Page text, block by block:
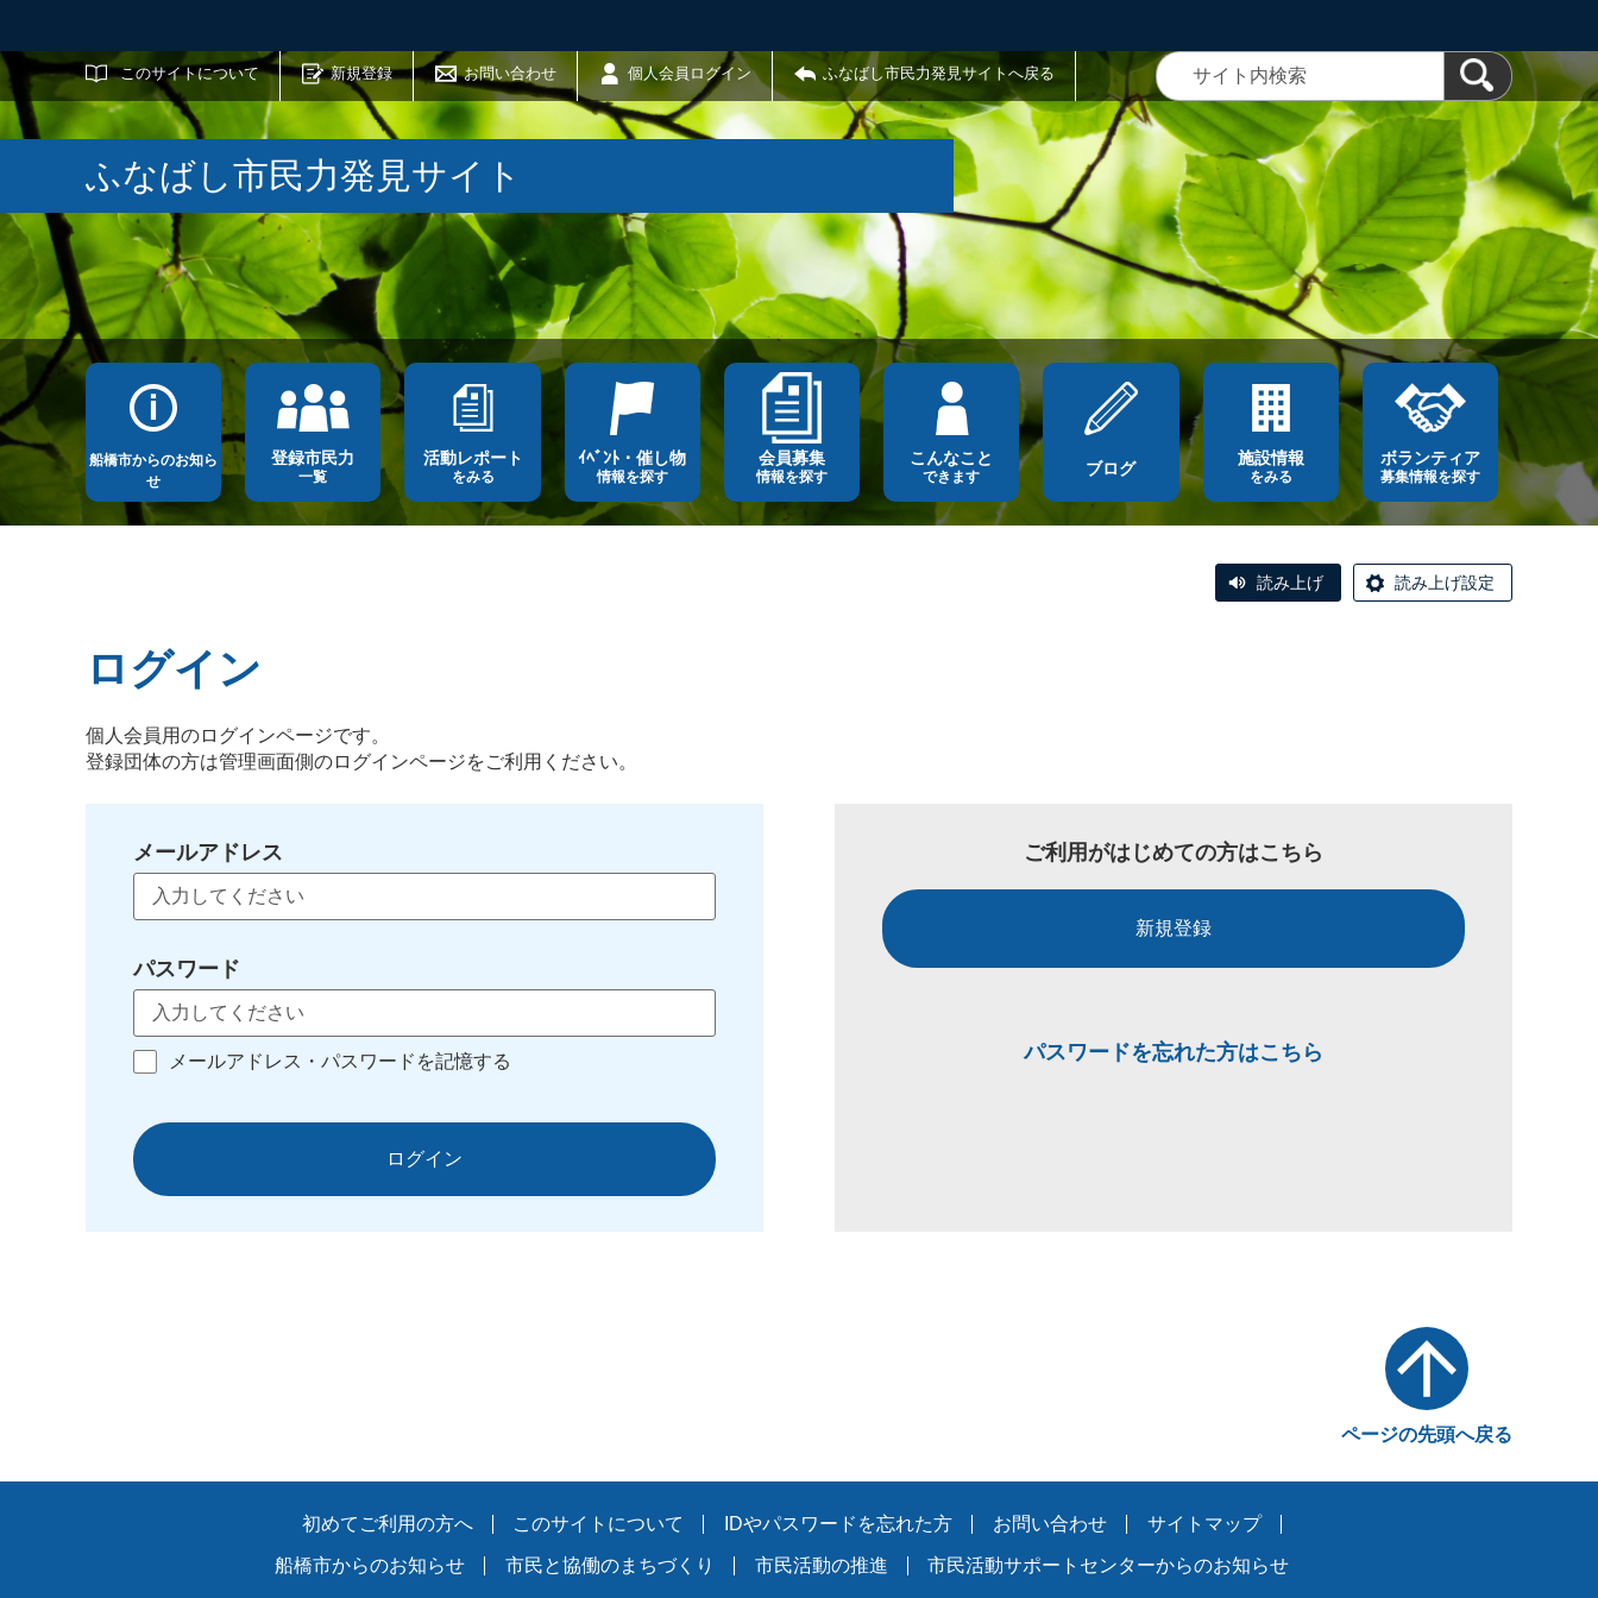
このサイトについて 新規登録 お問い合わせ 個人会員ログイン ふなばし市民力発見サイトへ戻る
サイト内検索
ふなばし市民力発見サイト
船橋市からのお知ら
せ
登録市民力
一覧
活動レポート
をみる
ｲﾍﾞﾝﾄ・催し物
情報を探す
会員募集
情報を探す
こんなこと
できます ブログ
施設情報
をみる
ボランティア
募集情報を探す
読み上げ 読み上げ設定
ログイン
個人会員用のログインページです。
登録団体の方は管理画面側のログインページをご利用ください。
メールアドレス
パスワード
メールアドレス・パスワードを記憶する
ログイン
ご利用がはじめての方はこちら
新規登録
パスワードを忘れた方はこちら
ページの先頭へ戻る
初めてご利用の方へ このサイトについて IDやパスワードを忘れた方 お問い合わせ サイトマップ
船橋市からのお知らせ 市民と協働のまちづくり 市民活動の推進 市民活動サポートセンターからのお知らせ